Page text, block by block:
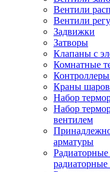
Вентили
Вентили
Задвижки
Затворы
Клапаны с
Комнатные
Краны
Набор
Набор
вентилем
арматуры